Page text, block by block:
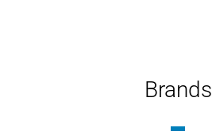
Brands